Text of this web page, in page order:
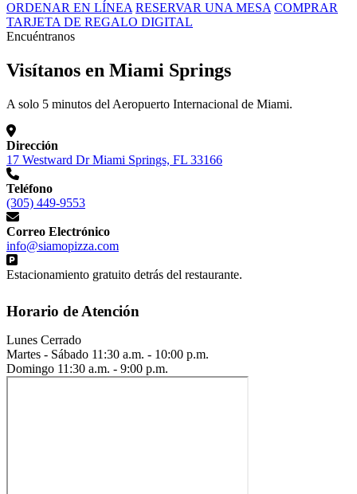
ORDENAR EN LÍNEA RESERVAR UNA MESA COMPRAR
TARJETA DE REGALO DIGITAL
Encuéntranos
Visítanos en Miami Springs
A solo 5 minutos del Aeropuerto Internacional de Miami.
Dirección
17 Westward Dr Miami Springs, FL 33166
Teléfono
(305) 449-9553
Correo Electrónico
info@siamopizza.com
Estacionamiento gratuito detrás del restaurante.
Horario de Atención
Lunes Cerrado
Martes - Sábado 11:30 a.m. - 10:00 p.m.
Domingo 11:30 a.m. - 9:00 p.m.